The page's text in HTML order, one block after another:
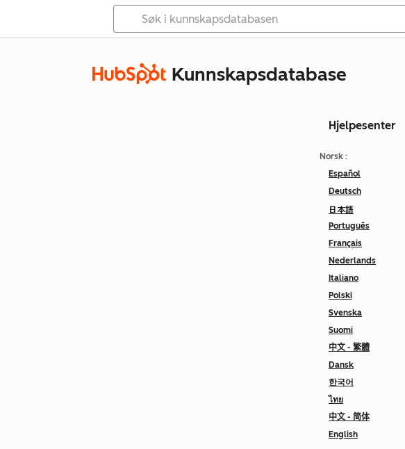
Kunnskapsdatabase
Hjelpesenter
Norsk :
Español
Deutsch
日本語
Português
Français
Nederlands
Italiano
Polski
Svenska
Suomi
中文 - 繁體
Dansk
한국어
ไทย
中文 - 简体
English